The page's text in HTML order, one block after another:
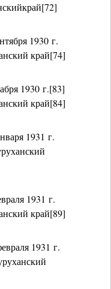
1930 г.
край[74]
1930 г.[83]
край[84]
1931 г.
1931 г.
край[89]
1931 г.